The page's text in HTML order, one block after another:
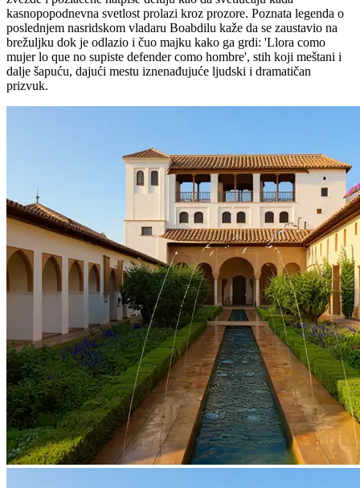
kasnopopodnevna svetlost prolazi kroz prozore. Poznata legenda o
poslednjem nasridskom vladaru Boabdilu kaže da se zaustavio na
brežuljku dok je odlazio i čuo majku kako ga grdi: 'Llora como
mujer lo que no supiste defender como hombre', stih koji meštani i
dalje šapuću, dajući mestu iznenađujuće ljudski i dramatičan
prizvuk.